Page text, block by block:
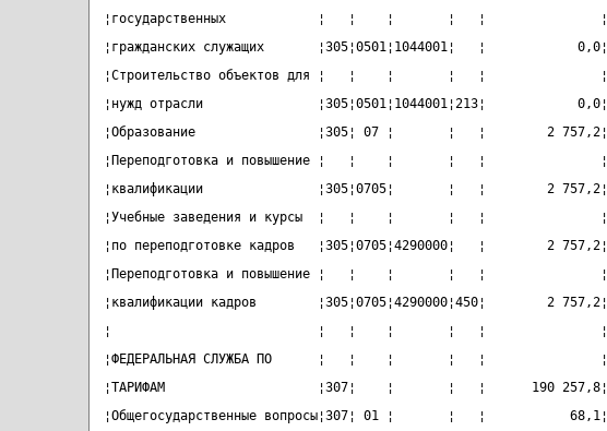
¦государственных            ¦   ¦    ¦       ¦   ¦               ¦
¦гражданских служащих       ¦305¦0501¦1044001¦   ¦            0,0¦
¦Строительство объектов для ¦   ¦    ¦       ¦   ¦               ¦
¦нужд отрасли               ¦305¦0501¦1044001¦213¦            0,0¦
¦Образование                ¦305¦ 07 ¦       ¦   ¦        2 757,2¦
¦Переподготовка и повышение ¦   ¦    ¦       ¦   ¦               ¦
¦квалификации               ¦305¦0705¦       ¦   ¦        2 757,2¦
¦Учебные заведения и курсы  ¦   ¦    ¦       ¦   ¦               ¦
¦по переподготовке кадров   ¦305¦0705¦4290000¦   ¦        2 757,2¦
¦Переподготовка и повышение ¦   ¦    ¦       ¦   ¦               ¦
¦квалификации кадров        ¦305¦0705¦4290000¦450¦        2 757,2¦
¦                           ¦   ¦    ¦       ¦   ¦               ¦
¦ФЕДЕРАЛЬНАЯ СЛУЖБА ПО      ¦   ¦    ¦       ¦   ¦               ¦
¦ТАРИФАМ                    ¦307¦    ¦       ¦   ¦      190 257,8¦
¦Общегосударственные вопросы¦307¦ 01 ¦       ¦   ¦           68,1¦